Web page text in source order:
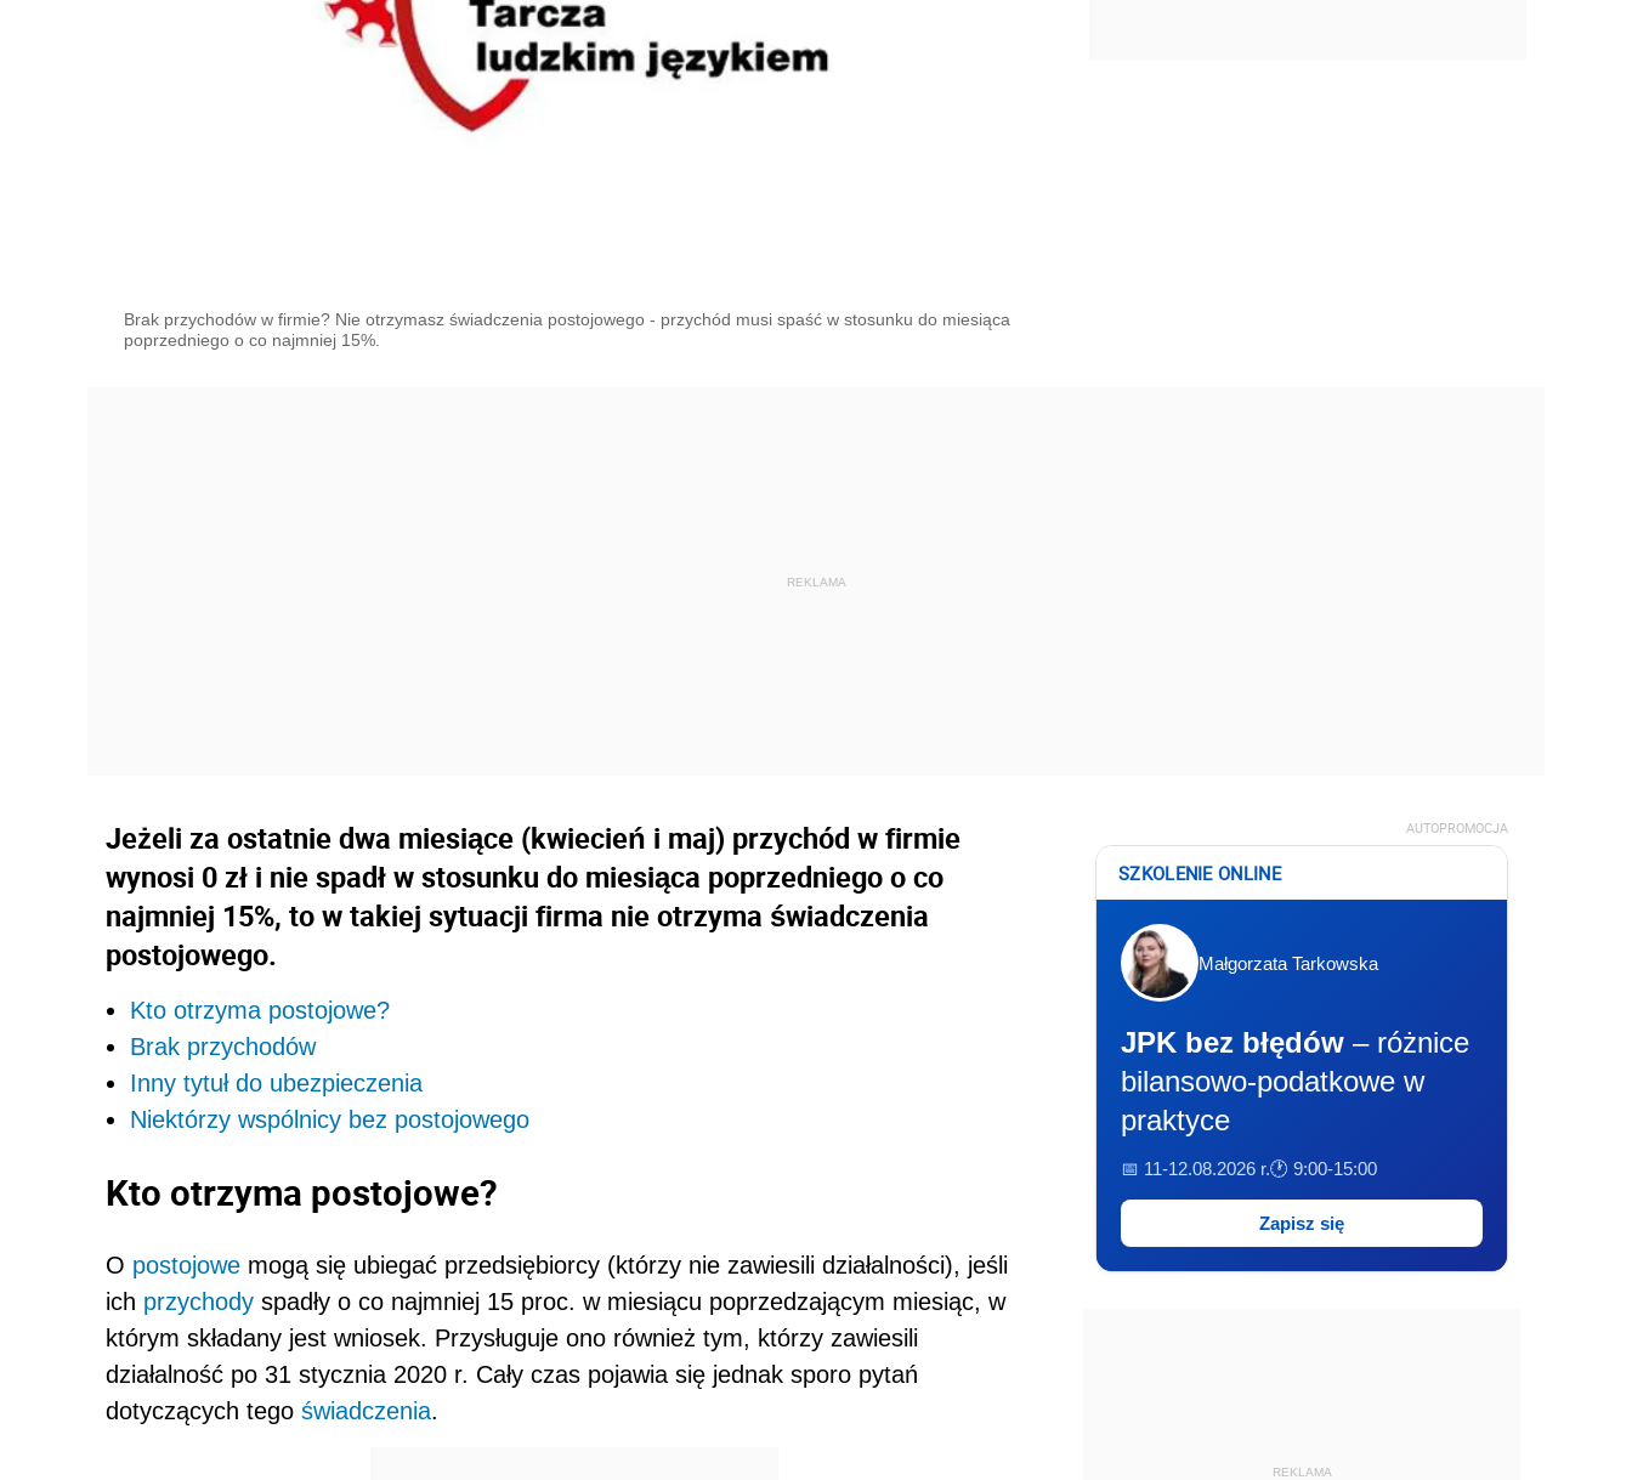
Brak przychodów w firmie? Nie otrzymasz świadczenia postojowego - przychód musi spaść w stosunku do miesiąca
poprzedniego o co najmniej 15%.
Jeżeli za ostatnie dwa miesiące (kwiecień i maj) przychód w firmie
wynosi 0 zł i nie spadł w stosunku do miesiąca poprzedniego o co
najmniej 15%, to w takiej sytuacji firma nie otrzyma świadczenia
postojowego.
Kto otrzyma postojowe?
Brak przychodów
Inny tytuł do ubezpieczenia
Niektórzy wspólnicy bez postojowego
Kto otrzyma postojowe?
O postojowe mogą się ubiegać przedsiębiorcy (którzy nie zawiesili działalności), jeśli
ich przychody spadły o co najmniej 15 proc. w miesiącu poprzedzającym miesiąc, w
którym składany jest wniosek. Przysługuje ono również tym, którzy zawiesili
działalność po 31 stycznia 2020 r. Cały czas pojawia się jednak sporo pytań
dotyczących tego świadczenia.
AUTOPROMOCJA
SZKOLENIE ONLINE
Małgorzata Tarkowska
JPK bez błędów – różnice
bilansowo-podatkowe w
praktyce
📅 11-12.08.2026 r.🕐 9:00-15:00
Zapisz się
REKLAMA